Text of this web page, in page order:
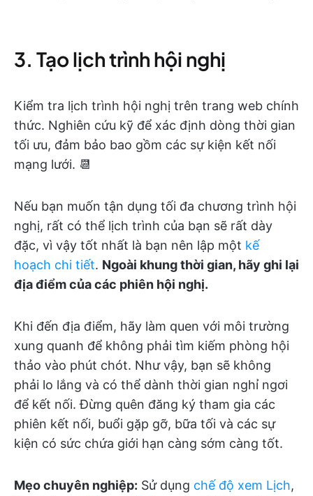
3. Tạo lịch trình hội nghị
Kiểm tra lịch trình hội nghị trên trang web chính
thức. Nghiên cứu kỹ để xác định dòng thời gian
tối ưu, đảm bảo bao gồm các sự kiện kết nối
mạng lưới. 📆
Nếu bạn muốn tận dụng tối đa chương trình hội
nghị, rất có thể lịch trình của bạn sẽ rất dày
đặc, vì vậy tốt nhất là bạn nên lập một kế
hoạch chi tiết. Ngoài khung thời gian, hãy ghi lại
địa điểm của các phiên hội nghị.
Khi đến địa điểm, hãy làm quen với môi trường
xung quanh để không phải tìm kiếm phòng hội
thảo vào phút chót. Như vậy, bạn sẽ không
phải lo lắng và có thể dành thời gian nghỉ ngơi
để kết nối. Đừng quên đăng ký tham gia các
phiên kết nối, buổi gặp gỡ, bữa tối và các sự
kiện có sức chứa giới hạn càng sớm càng tốt.
Mẹo chuyên nghiệp: Sử dụng chế độ xem Lịch,